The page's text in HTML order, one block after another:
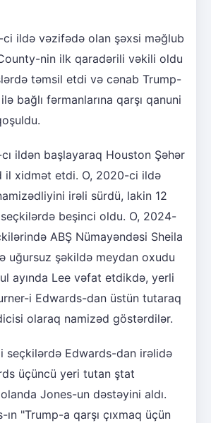
ildə vəzifədə olan şəxsi məğlub
nin ilk qaradərili vəkili oldu
təmsil etdi və cənab Trump-
bağlı fərmanlarına qarşı qanuni
ildən başlayaraq Houston Şəhər
il xidmət etdi. O, 2020-ci ildə
irəli sürdü, lakin 12
beşinci oldu. O, 2024-
ABŞ Nümayəndəsi Sheila
uğursuz şəkildə meydan oxudu
ayında Lee vəfat etdikdə, yerli
i Edwards-dan üstün tutaraq
olaraq namizəd göstərdilər.
seçkilərdə Edwards-dan irəlidə
üçüncü yeri tutan ştat
Jones-un dəstəyini aldı.
"Trump-a qarşı çıxmaq üçün